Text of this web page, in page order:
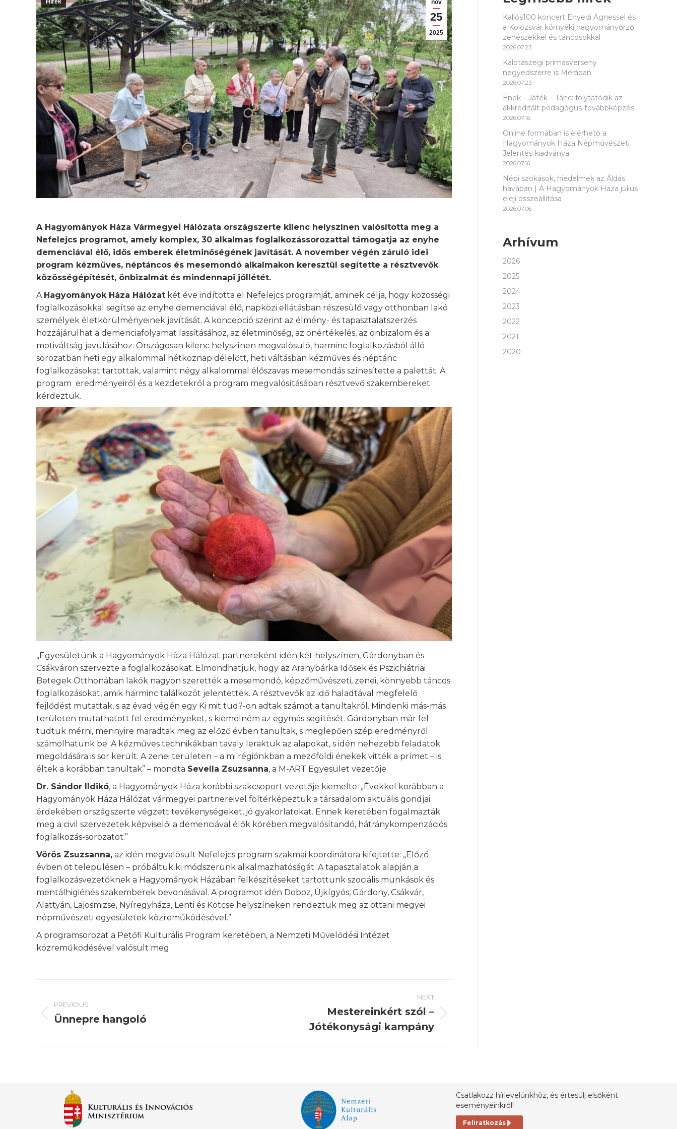
nov
25
2025
Hírek
A Hagyományok Háza Vármegyei Hálózata országszerte kilenc helyszínen valósította meg a
Nefelejcs programot, amely komplex, 30 alkalmas foglalkozássorozattal támogatja az enyhe
demenciával élő, idős emberek életminőségének javítását. A november végén záruló idei
program kézműves, néptáncos és mesemondó alkalmakon keresztül segítette a résztvevők
közösségépítését, önbizalmát és mindennapi jóllétét.
A Hagyományok Háza Hálózat két éve indította el Nefelejcs programját, aminek célja, hogy közösségi
foglalkozásokkal segítse az enyhe demenciával élő, napközi ellátásban részesülő vagy otthonban lakó
személyek életkörülményeinek javítását. A koncepció szerint az élmény- és tapasztalatszerzés
hozzájárulhat a demenciafolyamat lassításához, az életminőség, az önértékelés, az önbizalom és a
motiváltság javulásához. Országosan kilenc helyszínen megvalósuló, harminc foglalkozásból álló
sorozatban heti egy alkalommal hétköznap délelőtt, heti váltásban kézműves és néptánc
foglalkozásokat tartottak, valamint négy alkalommal élőszavas mesemondás színesítette a palettát. A
program eredményeiről és a kezdetekről a program megvalósításában résztvevő szakembereket
kérdeztük.
„Egyesületünk a Hagyományok Háza Hálózat partnereként idén két helyszínen, Gárdonyban és
Csákváron szervezte a foglalkozásokat. Elmondhatjuk, hogy az Aranybárka Idősek és Pszichiátriai
Betegek Otthonában lakók nagyon szerették a mesemondó, képzőművészeti, zenei, könnyebb táncos
foglalkozásokat, amik harminc találkozót jelentettek. A résztvevők az idő haladtával megfelelő
fejlődést mutattak, s az évad végén egy Ki mit tud?-on adtak számot a tanultakról. Mindenki más-más
területen mutathatott fel eredményeket, s kiemelném az egymás segítését. Gárdonyban már fel
tudtuk mérni, mennyire maradtak meg az előző évben tanultak, s meglepően szép eredményről
számolhatunk be. A kézműves technikákban tavaly leraktuk az alapokat, s idén nehezebb feladatok
megoldására is sor került. A zenei területen – a mi régiónkban a mezőföldi énekek vitték a prímet – is
éltek a korábban tanultak” – mondta Sevella Zsuzsanna, a M-ART Egyesület vezetője.
Dr. Sándor Ildikó, a Hagyományok Háza korábbi szakcsoport vezetője kiemelte: „Évekkel korábban a
Hagyományok Háza Hálózat vármegyei partnereivel föltérképeztük a társadalom aktuális gondjai
érdekében országszerte végzett tevékenységeket, jó gyakorlatokat. Ennek keretében fogalmazták
meg a civil szervezetek képviselői a demenciával élők körében megvalósítandó, hátránykompenzációs
foglalkozás-sorozatot.”
Vörös Zsuzsanna, az idén megvalósult Nefelejcs program szakmai koordinátora kifejtette: „Előző
évben öt településen – próbáltuk ki módszerünk alkalmazhatóságát. A tapasztalatok alapján a
foglalkozásvezetőknek a Hagyományok Házában felkészítéseket tartottunk szociális munkások és
mentálhigiénés szakemberek bevonásával. A programot idén Doboz, Újkígyós, Gárdony, Csákvár,
Alattyán, Lajosmizse, Nyíregyháza, Lenti és Kötcse helyszíneken rendeztük meg az ottani megyei
népművészeti egyesületek közreműködésével.”
A programsorozat a Petőfi Kulturális Program keretében, a Nemzeti Művelődési Intézet
közreműködésével valósult meg.
navigation
PREVIOUS
Previous
Ünnepre hangoló
NEXT
Mestereinkért szól –
Jótékonysági kampány
Kallós100 koncert Enyedi Ágnessel és
a Kolozsvár környéki hagyományőrző
zenészekkel és táncosokkal
2026.07.23.
Kalotaszegi prímásverseny
negyedszerre is Mérában
2026.07.23.
Ének – Játék – Tánc: folytatódik az
akkreditált pedagógus-továbbképzés
2026.07.16.
Online formában is elérhető a
Hagyományok Háza Népművészeti
Jelentés kiadványa
2026.07.16.
Népi szokások, hiedelmek az Áldás
havában | A Hagyományok Háza július
eleji összeállítása
2026.07.06.
Arhívum
2026
2025
2024
2023
2022
2021
2020
Csatlakozz hírlevelünkhöz, és értesülj elsőként
eseményeinkről!
Feliratkozás